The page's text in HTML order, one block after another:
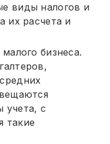
виды налогов и
их расчета и
бизнеса.
учета, с
такие